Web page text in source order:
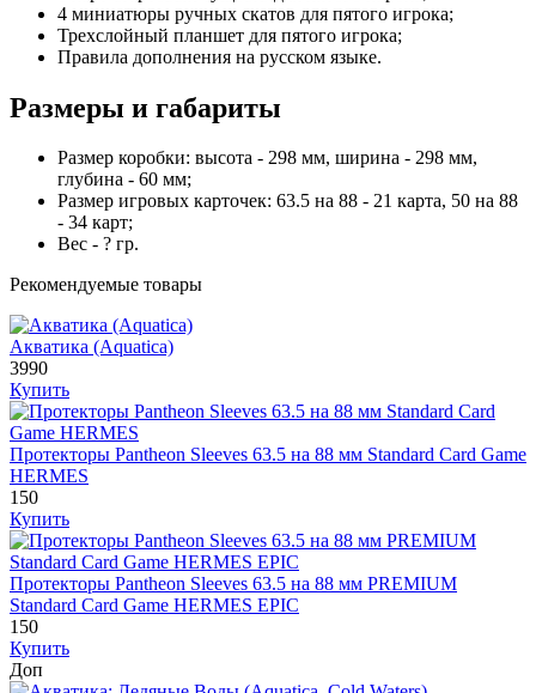
4 миниатюры ручных скатов для пятого игрока;
Трехслойный планшет для пятого игрока;
Правила дополнения на русском языке.
Размеры и габариты
Размер коробки: высота - 298 мм, ширина - 298 мм,
глубина - 60 мм;
Размер игровых карточек: 63.5 на 88 - 21 карта, 50 на 88
- 34 карт;
Вес - ? гр.
Рекомендуемые товары
Акватика (Aquatica)
3990
Купить
Протекторы Pantheon Sleeves 63.5 на 88 мм Standard Card Game
HERMES
150
Купить
Протекторы Pantheon Sleeves 63.5 на 88 мм PREMIUM
Standard Card Game HERMES EPIC
150
Купить
Доп